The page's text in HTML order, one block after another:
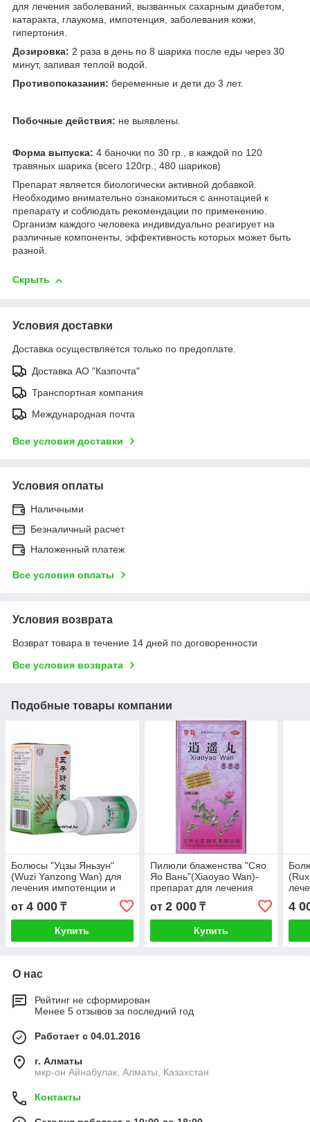
для лечения заболеваний, вызванных сахарным диабетом,
катаракта, глаукома, импотенция, заболевания кожи,
гипертония.
Дозировка: 2 раза в день по 8 шарика после еды через 30
минут, запивая теплой водой.
Противопоказания: беременные и дети до 3 лет.
Побочные действия: не выявлены.
Форма выпуска: 4 баночки по 30 гр., в каждой по 120
травяных шарика (всего 120гр.; 480 шариков)
Препарат является биологически активной добавкой.
Необходимо внимательно ознакомиться с аннотацией к
препарату и соблюдать рекомендации по применению.
Организм каждого человека индивидуально реагирует на
различные компоненты, эффективность которых может быть
разной.
Скрыть
Условия доставки
Доставка осуществляется только по предоплате.
Доставка АО "Казпочта"
Транспортная компания
Международная почта
Все условия доставки
Условия оплаты
Наличными
Безналичный расчет
Наложенный платеж
Все условия оплаты
Условия возврата
Возврат товара в течение 14 дней по договоренности
Все условия возврата
Подобные товары компании
Болюсы "Уцзы Яньзун"
(Wuzi Yanzong Wan) для
лечения импотенции и
мужского бесплодия
от 4 000 ₸
Купить
Пилюли блаженства "Сяо
Яо Вань"(Xiaoyao Wan)-
препарат для лечения
от 2 000₸
Купить
4
О нас
Рейтинг не сформирован
Менее 5 отзывов за последний год
Работает с 04.01.2016
г. Алматы
мкр-он Айнабулак, Алматы, Казахстан
Контакты